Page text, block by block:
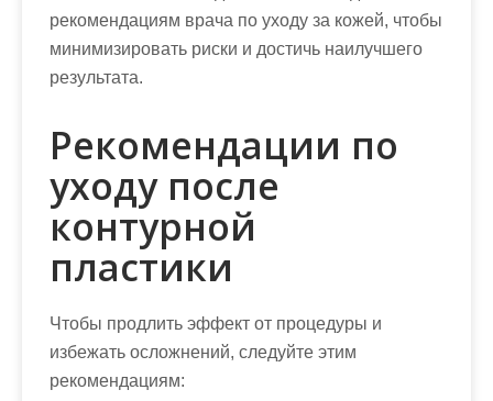
рекомендациям врача по уходу за кожей, чтобы
минимизировать риски и достичь наилучшего
результата.
Рекомендации по
уходу после
контурной
пластики
Чтобы продлить эффект от процедуры и
избежать осложнений, следуйте этим
рекомендациям: